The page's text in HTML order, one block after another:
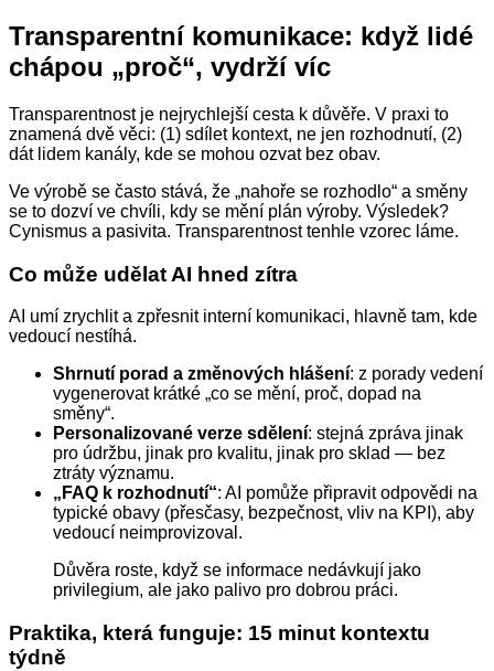
Transparentní komunikace: když lidé
chápou „proč“, vydrží víc
Transparentnost je nejrychlejší cesta k důvěře. V praxi to
znamená dvě věci: (1) sdílet kontext, ne jen rozhodnutí, (2)
dát lidem kanály, kde se mohou ozvat bez obav.
Ve výrobě se často stává, že „nahoře se rozhodlo“ a směny
se to dozví ve chvíli, kdy se mění plán výroby. Výsledek?
Cynismus a pasivita. Transparentnost tenhle vzorec láme.
Co může udělat AI hned zítra
AI umí zrychlit a zpřesnit interní komunikaci, hlavně tam, kde
vedoucí nestíhá.
Shrnutí porad a změnových hlášení: z porady vedení
vygenerovat krátké „co se mění, proč, dopad na
směny“.
Personalizované verze sdělení: stejná zpráva jinak
pro údržbu, jinak pro kvalitu, jinak pro sklad — bez
ztráty významu.
„FAQ k rozhodnutí“: AI pomůže připravit odpovědi na
typické obavy (přesčasy, bezpečnost, vliv na KPI), aby
vedoucí neimprovizoval.
Důvěra roste, když se informace nedávkují jako
privilegium, ale jako palivo pro dobrou práci.
Praktika, která funguje: 15 minut kontextu
týdně